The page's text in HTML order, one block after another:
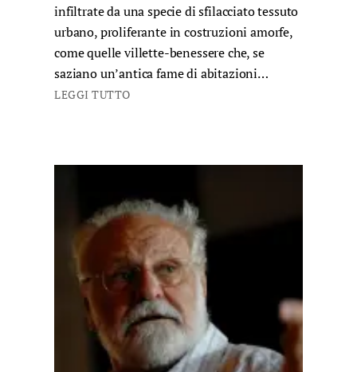
infiltrate da una specie di sfilacciato tessuto
urbano, proliferante in costruzioni amorfe,
come quelle villette-benessere che, se
saziano un’antica fame di abitazioni…
LEGGI TUTTO